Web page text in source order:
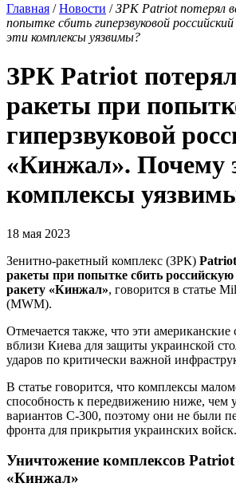
Главная /Новости /ЗРК Patriot потерял
попытке сбить гиперзвуковой
эти комплексы уязвимы?
ЗРК Patriot потерял
ракеты при
гиперзвуковой
«Кинжал». Почему
комплексы
18 мая 2023
Зенитно-ракетный комплекс (ЗРК) Patriot
ракеты при попытке сбить российскую
ракету «Кинжал», говорится в статье
(MWM).
Отмечается также, что эти американские
вблизи Киева для защиты украинской
ударов по критически важной
В статье говорится, что комплексы
способность к передвижению ниже, чем
вариантов С-300, поэтому они не были
фронта для прикрытия украинских войск.
Уничтожение комплексов
«Кинжал»